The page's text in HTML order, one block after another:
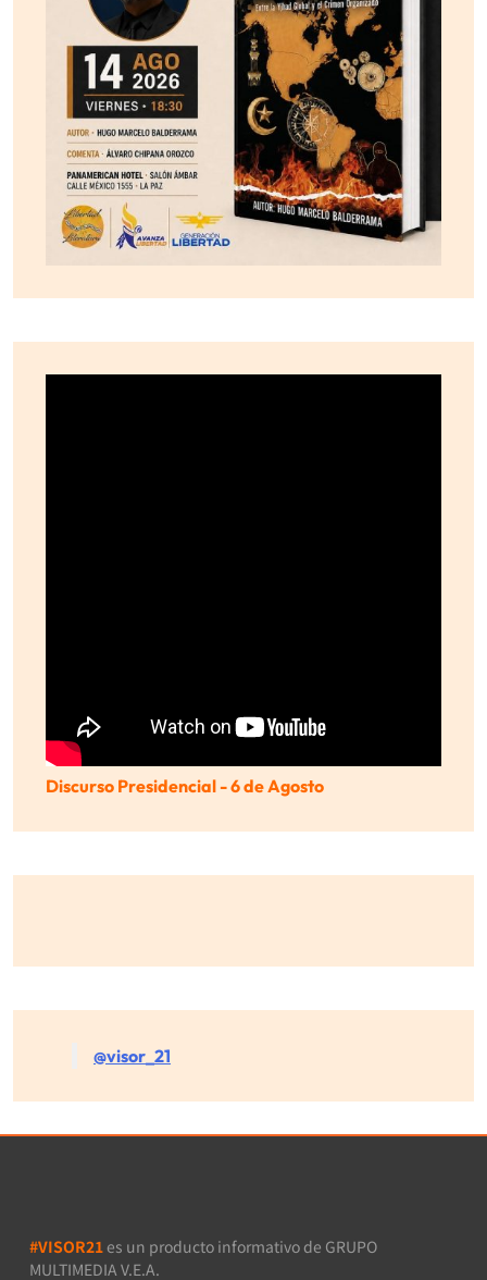
Discurso Presidencial - 6 de Agosto
@visor_21
#VISOR21 es un producto informativo de GRUPO
MULTIMEDIA V.E.A.